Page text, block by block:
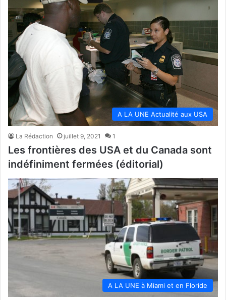
A LA UNE Actualité aux USA
La Rédaction juillet 9, 2021 1
Les frontières des USA et du Canada sont
indéfiniment fermées (éditorial)
A LA UNE à Miami et en Floride